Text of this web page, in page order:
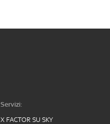
Servizi:
X FACTOR SU SKY